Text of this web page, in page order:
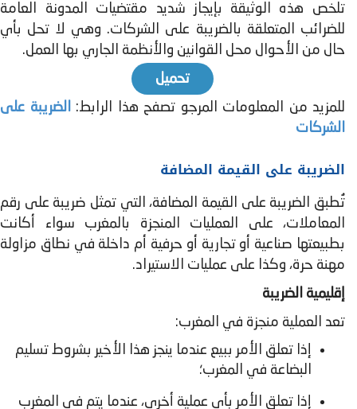
تلخص هذه الوثيقة بإيجاز شديد مقتضيات المدونة العامة
للضرائب المتعلقة بالضريبة على الشركات. وهي لا تحل بأي
حال من الأحوال محل القوانين والأنظمة الجاري بها العمل.
تحميل
للمزيد من المعلومات المرجو تصفح هذا الرابط: الضريبة على
الشركات
الضريبة على القيمة المضافة
تُطبق الضریبة على القیمة المضافة، التي تمثل ضریبة على رقم
المعاملات، على العملیات المنجزة بالمغرب سواء أكانت
بطبیعتھا صناعیة أو تجاریة أو حرفیة أم داخلة في نطاق مزاولة
مهنة حرة، وكذا على عملیات الاستیراد.
إقليمية الضريبة
تعد العملية منجزة في المغرب:
إذا تعلق الأمر ببيع عندما ينجز هذا الأخير بشروط تسليم
البضاعة في المغرب؛
إذا تعلق الأمر بأي عملیة أخرى، عندما یتم في المغرب